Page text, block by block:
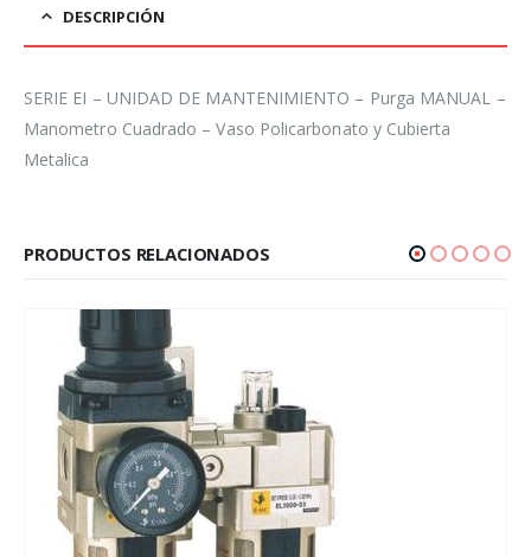
DESCRIPCIÓN
SERIE EI – UNIDAD DE MANTENIMIENTO – Purga MANUAL –
Manometro Cuadrado – Vaso Policarbonato y Cubierta
Metalica
PRODUCTOS RELACIONADOS